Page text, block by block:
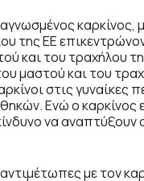
καρκίνος,
της ΕΕ
και του τραχήλου
μαστού και του
στις γυναίκες
Ενώ ο καρκίνος
να
με τον